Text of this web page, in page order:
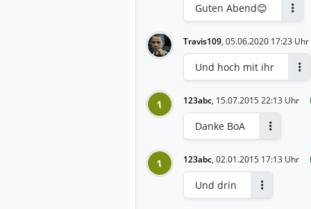
Guten Abend😊
Travis109, 05.06.2020 17:23 Uhr
Und hoch mit ihr
1 123abc, 15.07.2015 22:13 Uhr
Danke BoA
1 123abc, 02.01.2015 17:13 Uhr
Und drin